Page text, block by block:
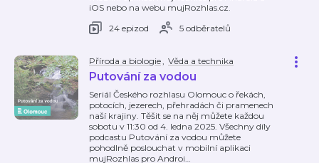
iOS nebo na webu mujRozhlas.cz.
24 epizod
5 odběratelů
Příroda a biologie, Věda a technika
Putování za vodou
Seriál Českého rozhlasu Olomouc o řekách,
potocích, jezerech, přehradách či pramenech
naší krajiny. Těšit se na něj můžete každou
sobotu v 11:30 od 4. ledna 2025. Všechny díly
podcastu Putování za vodou můžete
pohodlně poslouchat v mobilní aplikaci
mujRozhlas pro Androi…